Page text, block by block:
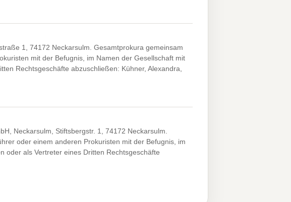
1, 74172 Neckarsulm. Gesamtprokura gemeinsam
mit der Befugnis, im Namen der Gesellschaft mit
Rechtsgeschäfte abzuschließen: Kühner, Alexandra,
Neckarsulm, Stiftsbergstr. 1, 74172 Neckarsulm.
oder einem anderen Prokuristen mit der Befugnis, im
oder als Vertreter eines Dritten Rechtsgeschäfte